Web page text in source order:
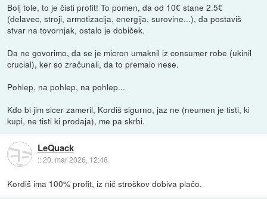
Bolj tole, to je čisti profit! To pomen, da od 10€ stane 2.5€
(delavec, stroji, armotizacija, energija, surovine...), da postaviš
stvar na tovornjak, ostalo je dobiček.
Da ne govorimo, da se je micron umaknil iz consumer robe (ukinil
crucial), ker so zračunali, da to premalo nese.
Pohlep, na pohlep, na pohlep...
Kdo bi jim sicer zameril, Kordiš sigurno, jaz ne (neumen je tisti, ki
kupi, ne tisti ki prodaja), me pa skrbi.
LeQuack
::20. mar 2026, 12:48
Kordiš ima 100% profit, iz nič stroškov dobiva plačo.